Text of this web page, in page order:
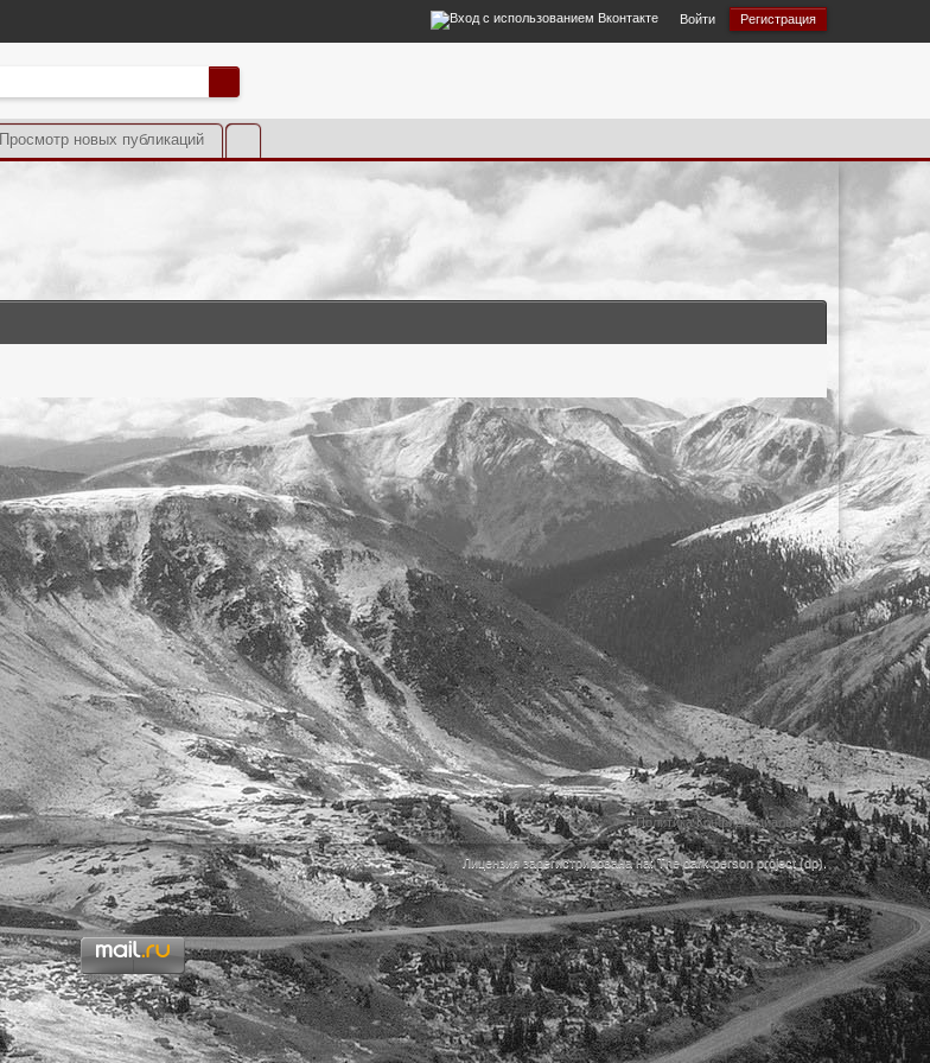
Войти Регистрация
Просмотр новых публикаций
Политика Конфиденциальности
Лицензия зарегистрирована на: The dark person project (dp).